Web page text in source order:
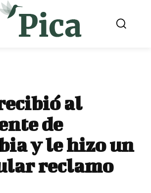
al
de
y le hizo un
reclamo